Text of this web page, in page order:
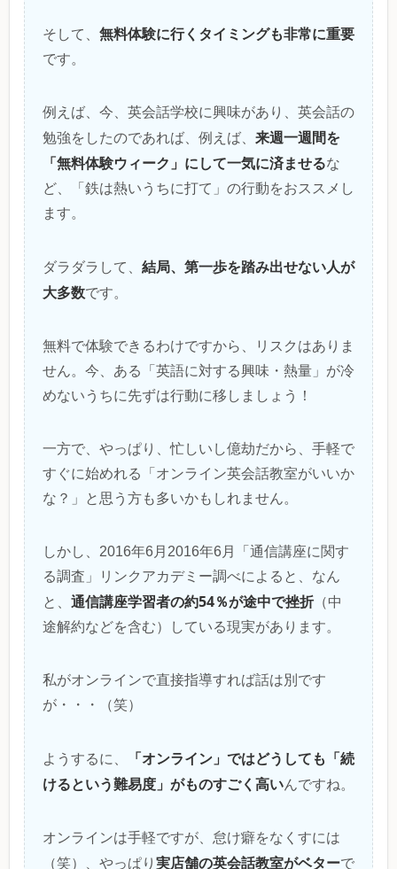
そして、 無料体験に行くタイミングも非常に重要
です。
例えば、今、英会話学校に興味があり、英会話の
勉強をしたのであれば、例えば、 来週一週間を
「無料体験ウィーク」にして一気に済ませるな
ど、「鉄は熱いうちに打て」の行動をおススメし
ます。
ダラダラして、 結局、第一歩を踏み出せない人が
大多数です。
無料で体験できるわけですから、リスクはありま
せん。今、ある「英語に対する興味・熱量」が冷
めないうちに先ずは行動に移しましょう！
一方で、やっぱり、忙しいし億劫だから、手軽で
すぐに始めれる「オンライン英会話教室がいいか
な？」と思う方も多いかもしれません。
しかし、2016年6月2016年6月「通信講座に関す
る調査」リンクアカデミー調べによると、なん
と、 通信講座学習者の約54％が途中で挫折 （中
途解約などを含む）している現実があります。
私がオンラインで直接指導すれば話は別です
が・・・（笑）
ようするに、
「オンライン」ではどうしても「続
けるという難易度」がものすごく高いんですね。
オンラインは手軽ですが、怠け癖をなくすには
（笑）、やっぱり 実店舗の英会話教室がベターで